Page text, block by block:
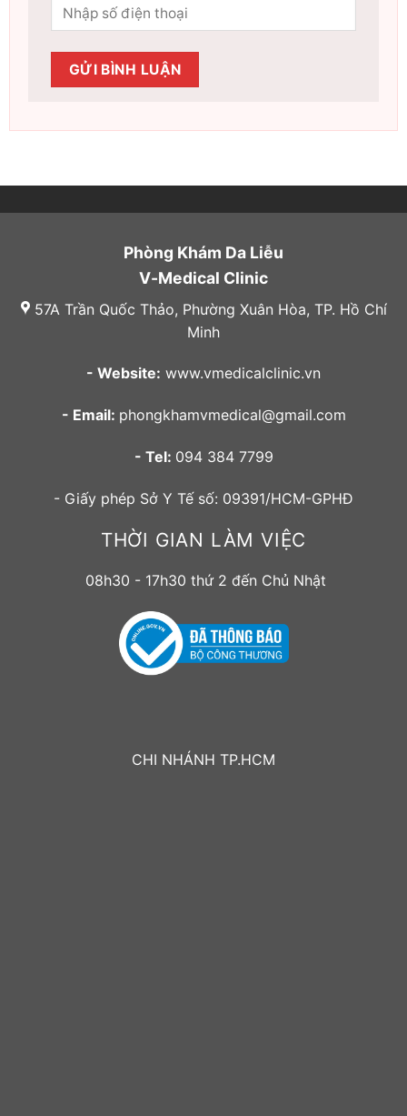
Phòng Khám Da Liễu
V-Medical Clinic
57A Trần Quốc Thảo, Phường Xuân Hòa, TP. Hồ Chí
Minh
- Website: www.vmedicalclinic.vn
- Email: phongkhamvmedical@gmail.com
- Tel: 094 384 7799
- Giấy phép Sở Y Tế số: 09391/HCM-GPHĐ
THỜI GIAN LÀM VIỆC
08h30 - 17h30 thứ 2 đến Chủ Nhật
CHI NHÁNH TP.HCM